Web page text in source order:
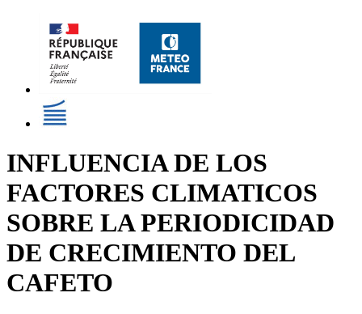
INFLUENCIA DE LOS
FACTORES CLIMATICOS
SOBRE LA PERIODICIDAD
DE CRECIMIENTO DEL
CAFETO